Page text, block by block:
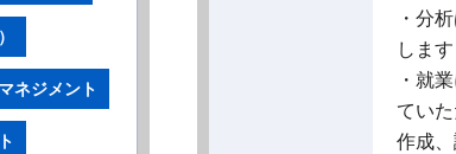
・分
しま
・就
てい
作成
ネジメント